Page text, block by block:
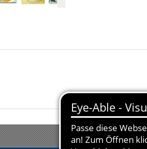
Dachdecker, Maurer, Tischler,